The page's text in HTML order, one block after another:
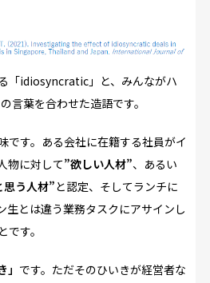
「idiosyncratic」と、みんながハ
言葉を合わせた造語です。
です。ある会社に在籍する社員がイ
物に対して”欲しい人材”、あるい
う人材”と認定、そしてランチに
生とは違う業務タスクにアサインし
す。
です。ただそのひいきが経営者な